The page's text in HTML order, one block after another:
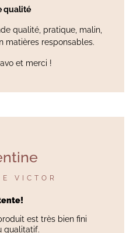
qualité
qualité, pratique, malin,
matières responsables.
et merci !
VICTOR
est très bien fini
qualitatif.